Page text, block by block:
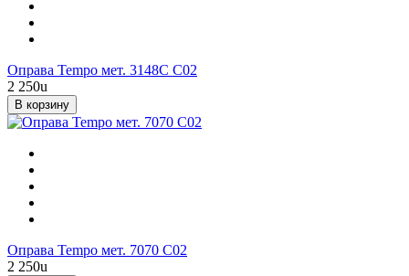
Оправа Tempo мет. 3148C C02
2 250u
В корзину
Оправа Tempo мет. 7070 С02
2 250u